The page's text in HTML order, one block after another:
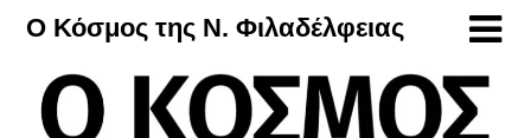
Μετάβαση
περιεχόμενο
Ο Κόσμος της Ν. Φιλαδέλφειας